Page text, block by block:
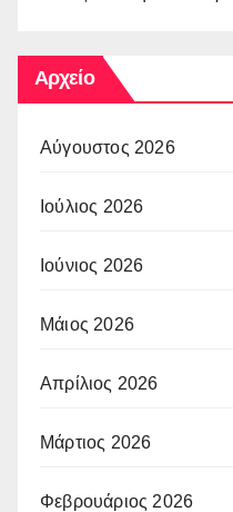
Αρχείο
Αύγουστος 2026
Ιούλιος 2026
Ιούνιος 2026
Μάιος 2026
Απρίλιος 2026
Μάρτιος 2026
Φεβρουάριος 2026